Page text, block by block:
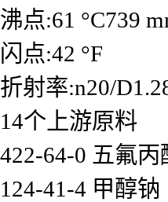
沸点:61 °C739
闪点:42 °F
折射率:n20/
14个上游原料
422-64-0 五氟丙
124-41-4 甲醇钠